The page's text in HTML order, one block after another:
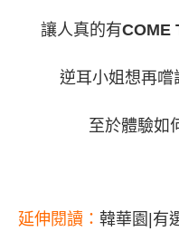
讓人真的有COME
逆耳小姐想再嚐
至於體驗如
延伸閱讀： 韓華園|有